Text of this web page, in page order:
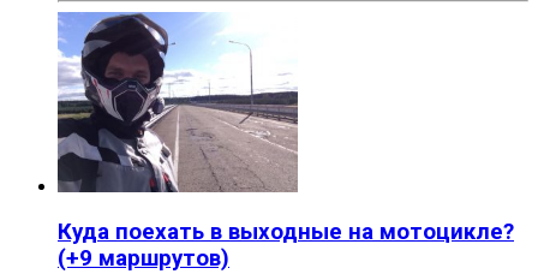
Куда поехать в выходные на мотоцикле?
(+9 маршрутов)